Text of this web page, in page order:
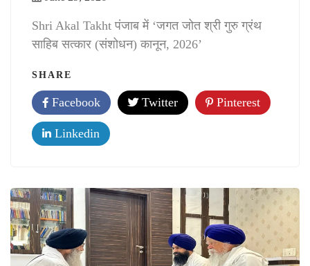
Shri Akal Takht पंजाब में ‘जगत जोत श्री गुरु ग्रंथ
साहिब सत्कार (संशोधन) कानून, 2026’
SHARE
Facebook Twitter Pinterest
Linkedin